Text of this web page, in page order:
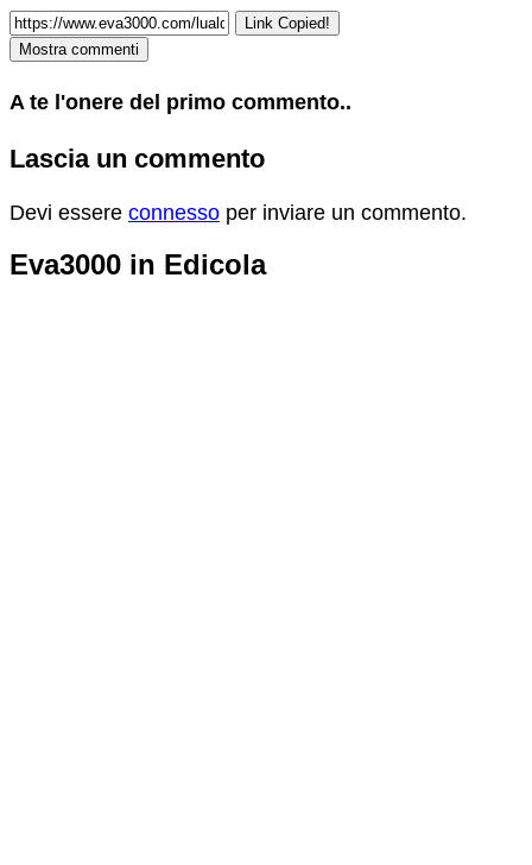
Link Copied!
Mostra commenti
A te l'onere del primo commento..
Lascia un commento
Devi essere connesso per inviare un commento.
Eva3000 in Edicola